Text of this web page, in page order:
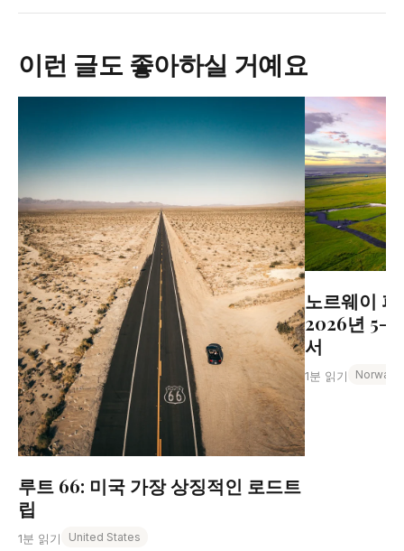
이런 글도 좋아하실 거예요
루트 66: 미국 가장 상징적인 로드트
립
1분 읽기 United States
노르웨이
2026년 5-6
서
1분 읽기 Norway